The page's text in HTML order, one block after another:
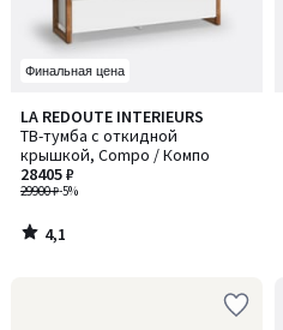
Финальная цена
LA REDOUTE INTERIEURS
ТВ-тумба с откидной
крышкой, Compo / Компо
29900 ₽-5%
28405 ₽
4,1
/ 5
4,1
/